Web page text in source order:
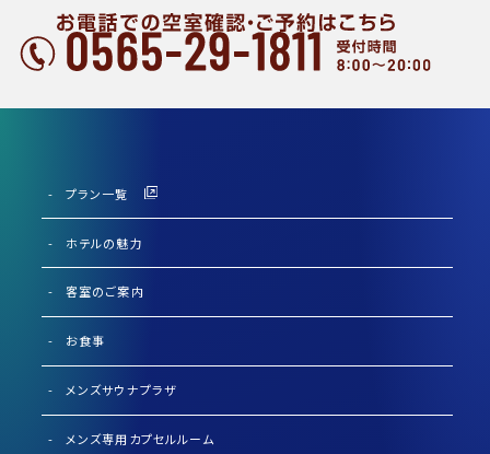
プラン一覧
ホテルの魅力
客室のご案内
お食事
メンズサウナプラザ
メンズ専用カプセルルーム